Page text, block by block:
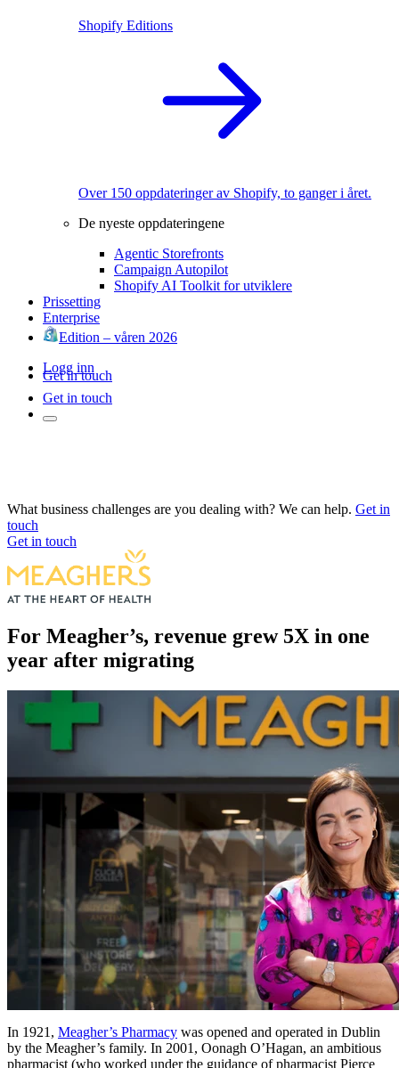
Shopify Editions
Over 150 oppdateringer av Shopify, to ganger i året.
De nyeste oppdateringene
Agentic Storefronts
Campaign Autopilot
Shopify AI Toolkit for utviklere
Prissetting
Enterprise
Edition – våren 2026
Logg inn
Get in touch
Get in touch
What business challenges are you dealing with? We can help. Get in
touch
Get in touch
For Meagher’s, revenue grew 5X in one
year after migrating
In 1921, Meagher’s Pharmacy was opened and operated in Dublin
by the Meagher’s family. In 2001, Oonagh O’Hagan, an ambitious
pharmacist (who worked under the guidance of pharmacist Pierce